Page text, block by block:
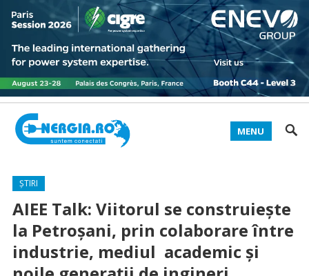
MENU
ȘTIRI
AIEE Talk: Viitorul se construiește
la Petroșani, prin colaborare între
industrie, mediul academic și